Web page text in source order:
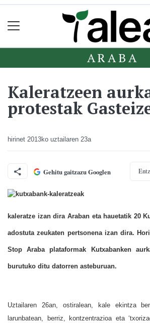
ARABA
Kaleratzeen
protestak
hirinet 2013ko uztailaren 23a
Gehitu gaitzazu Googlen
kaleratze izan dira Araban eta hauetatik 20
adostuta zeukaten pertsonena izan dira.
Stop Araba plataformak Kutxabanken
burutuko ditu datorren asteburuan.
Uztailaren 26an, ostiralean, kale ekintza
larunbatean, berriz, kontzentrazioa eta